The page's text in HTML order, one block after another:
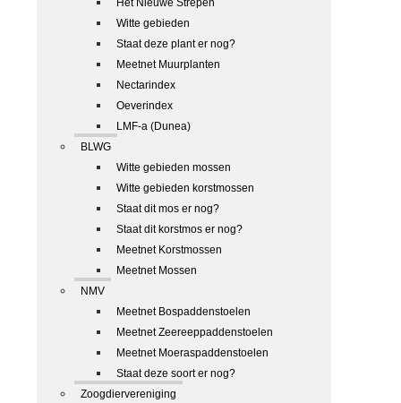
Het Nieuwe Strepen
Witte gebieden
Staat deze plant er nog?
Meetnet Muurplanten
Nectarindex
Oeverindex
LMF-a (Dunea)
BLWG
Witte gebieden mossen
Witte gebieden korstmossen
Staat dit mos er nog?
Staat dit korstmos er nog?
Meetnet Korstmossen
Meetnet Mossen
NMV
Meetnet Bospaddenstoelen
Meetnet Zeereeppaddenstoelen
Meetnet Moeraspaddenstoelen
Staat deze soort er nog?
Zoogdiervereniging